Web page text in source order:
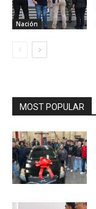
Nación
MOST POPULAR